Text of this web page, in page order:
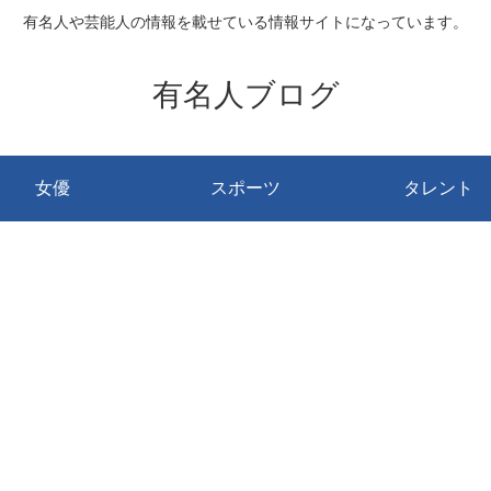
有名人や芸能人の情報を載せている情報サイトになっています。
有名人ブログ
女優 スポーツ タレント